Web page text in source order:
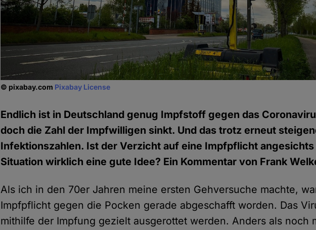
© pixabay.com Pixabay License
Endlich ist in Deutschland genug Impfstoff gegen das
doch die Zahl der Impfwilligen sinkt. Und das trotz erneut
Infektionszahlen. Ist der Verzicht auf eine Impfpflicht
Situation wirklich eine gute Idee? Ein Kommentar von Frank
Als ich in den 70er Jahren meine ersten Gehversuche machte,
Impfpflicht gegen die Pocken gerade abgeschafft worden. Das
mithilfe der Impfung gezielt ausgerottet werden. Anders als noch